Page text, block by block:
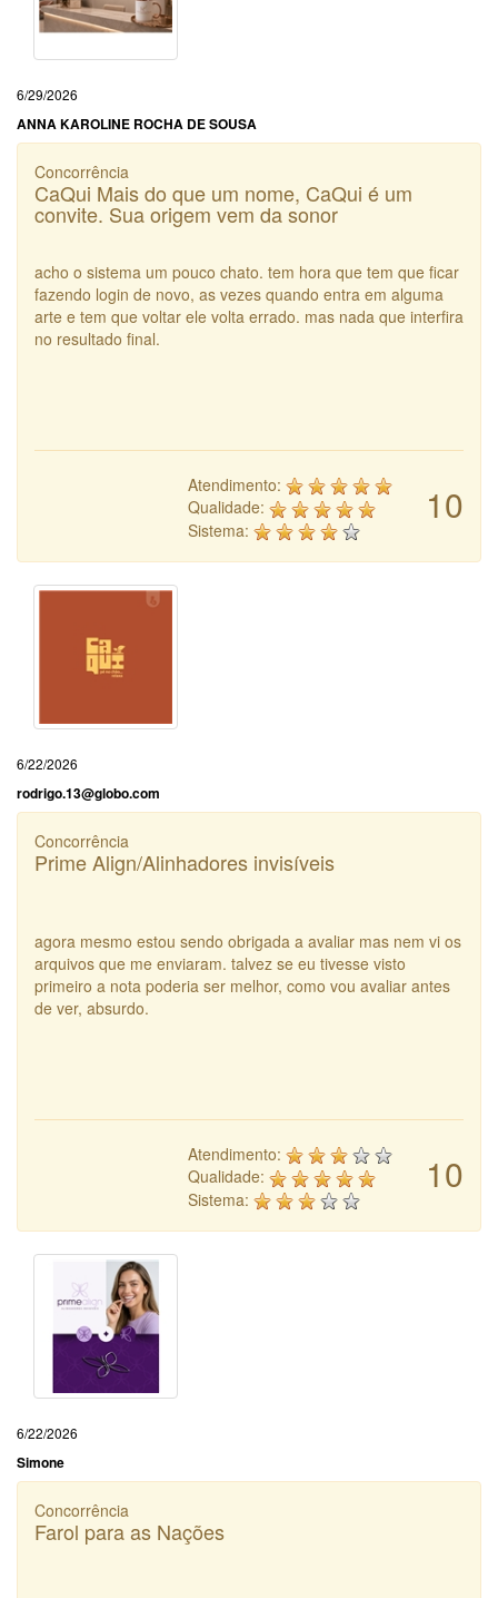
6/29/2026
ANNA KAROLINE ROCHA DE SOUSA
Concorrência
CaQui Mais do que um nome, CaQui é um
convite. Sua origem vem da sonor
acho o sistema um pouco chato. tem hora que tem que ficar
fazendo login de novo, as vezes quando entra em alguma
arte e tem que voltar ele volta errado. mas nada que interfira
no resultado final.
10
Atendimento:
Qualidade:
Sistema:
6/22/2026
rodrigo.13@globo.com
Concorrência
Prime Align/Alinhadores invisíveis
agora mesmo estou sendo obrigada a avaliar mas nem vi os
arquivos que me enviaram. talvez se eu tivesse visto
primeiro a nota poderia ser melhor, como vou avaliar antes
de ver, absurdo.
10
Atendimento:
Qualidade:
Sistema:
6/22/2026
Simone
Concorrência
Farol para as Nações